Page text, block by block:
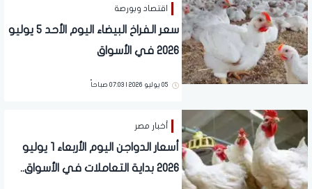
اقتصاد وبورصة
سعر الفراخ البيضاء اليوم الأحد 5 يوليو
2026 في الأسواق
05 يوليو 2026 | 07:03 صباحاً
أخبار مصر
أسعار الدواجن اليوم الأربعاء 1 يوليو
2026 بداية التعاملات في الأسواق..